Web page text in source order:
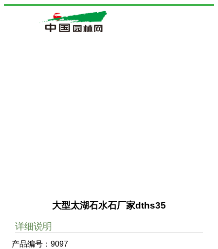
大型太湖石水石厂家dths35
详细说明
产品编号：9097